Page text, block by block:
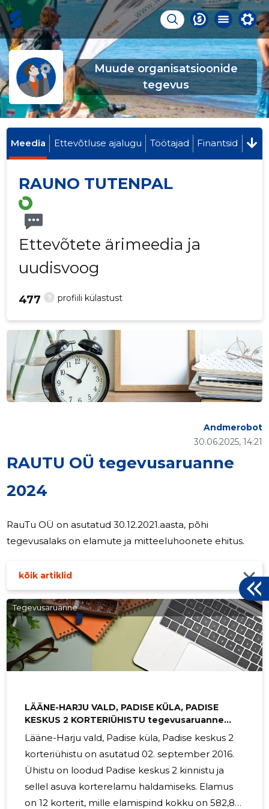
Muude organisatsioonide
tegevus
Meedia Ettevõtluse ajalugu Töötajad Finantsid
RAUNO TUTENPAL
Ettevõtete ärimeedia ja
uudisvoog
? profiili külastust
477
RAUTU OÜ tegevusaruanne
2024
30.06.2025, 14:21
Andmerobot
RauTu OÜ on asutatud 30.12.2021.aasta, põhi
tegevusalaks on elamute ja mitteeluhoonete ehitus.
kõik artiklid
Tegevusaruanne
LÄÄNE-HARJU VALD, PADISE KÜLA, PADISE
KESKUS 2 KORTERIÜHISTU tegevusaruanne
2024
Lääne-Harju vald, Padise küla, Padise keskus 2
korteriühistu on asutatud 02. september 2016.
Ühistu on loodud Padise keskus 2 kinnistu ja
sellel asuva korterelamu haldamiseks. Elamus
on 12 korterit, mille elamispind kokku on 582,80